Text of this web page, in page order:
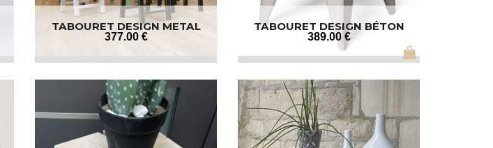
TABOURET DESIGN METAL
377.00 €
TABOURET DESIGN BÉTON
389.00 €